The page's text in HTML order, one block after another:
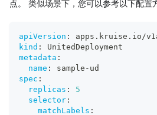
点。 类似场景下，您可以参考以下配置
apiVersion :
apps.kruise.io/
kind :
UnitedDeployment
metadata :
name : sample - ud
spec :
replicas :
5
selector :
matchLabels :